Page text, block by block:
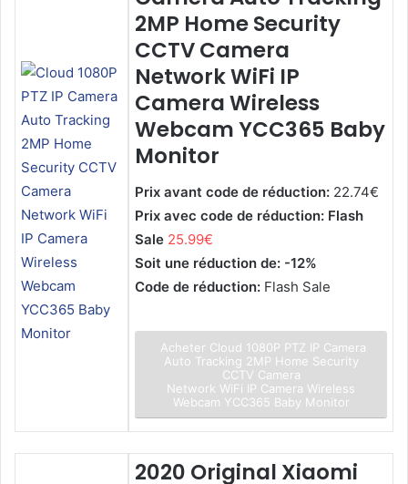
2MP Home Security
CCTV Camera
Network WiFi IP
Camera Wireless
Webcam YCC365 Baby
Monitor
Prix avant code de réduction: 22.74€
Prix avec code de réduction: Flash
Sale 25.99€
Soit une réduction de: -12%
Code de réduction: Flash Sale
Acheter Cloud 1080P PTZ IP Camera
Auto Tracking 2MP Home Security
CCTV Camera
Network WiFi IP Camera Wireless
Webcam YCC365 Baby Monitor
2020 Original Xiaomi